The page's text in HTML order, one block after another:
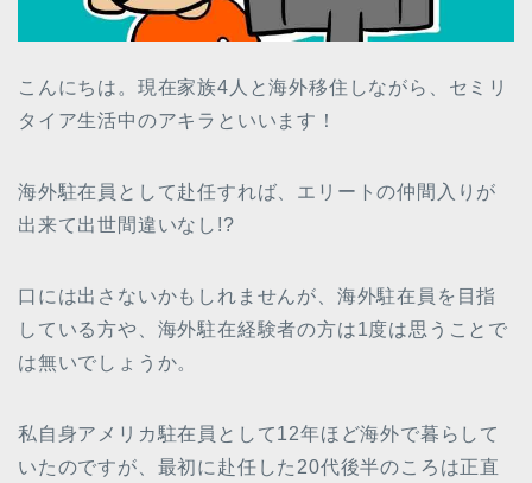
こんにちは。現在家族4人と海外移住しながら、セミリ
タイア生活中のアキラといいます！
海外駐在員として赴任すれば、エリートの仲間入りが
出来て出世間違いなし!?
口には出さないかもしれませんが、海外駐在員を目指
している方や、海外駐在経験者の方は1度は思うことで
は無いでしょうか。
私自身アメリカ駐在員として12年ほど海外で暮らして
いたのですが、最初に赴任した20代後半のころは正直